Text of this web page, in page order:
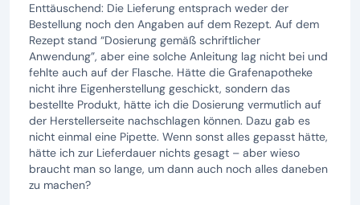
Enttäuschend: Die Lieferung entsprach weder der
Bestellung noch den Angaben auf dem Rezept. Auf dem
Rezept stand “Dosierung gemäß schriftlicher
Anwendung”, aber eine solche Anleitung lag nicht bei und
fehlte auch auf der Flasche. Hätte die Grafenapotheke
nicht ihre Eigenherstellung geschickt, sondern das
bestellte Produkt, hätte ich die Dosierung vermutlich auf
der Herstellerseite nachschlagen können. Dazu gab es
nicht einmal eine Pipette. Wenn sonst alles gepasst hätte,
hätte ich zur Lieferdauer nichts gesagt – aber wieso
braucht man so lange, um dann auch noch alles daneben
zu machen?